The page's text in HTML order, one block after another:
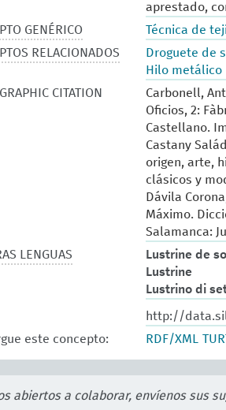
aprestado,
GENÉRICO
Técnica de
RELACIONADOS
Droguete de
Hilo metálico
CITATION
Carbonell,
Oficios, 2:
Castellano.
Castany
origen, arte,
clásicos y
Dávila
Máximo.
Salamanca:
LENGUAS
Lustrine de
Lustrine
Lustrino di
http://
este concepto:
RDF/XML
abiertos a colaborar, envíenos sus